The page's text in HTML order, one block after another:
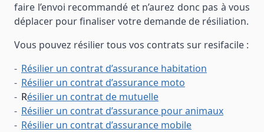
faire l’envoi recommandé et n’aurez donc pas à vous
déplacer pour finaliser votre demande de résiliation.
Vous pouvez résilier tous vos contrats sur resifacile :
Résilier un contrat d’assurance habitation
Résilier un contrat d’assurance moto
Résilier un contrat de mutuelle
Résilier un contrat d’assurance pour animaux
Résilier un contrat d’assurance mobile